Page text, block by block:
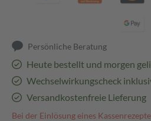
Persönliche Beratung
Heute bestellt und morgen
Wechselwirkungscheck
Versandkostenfreie Lieferung
Bei der Einlösung eines